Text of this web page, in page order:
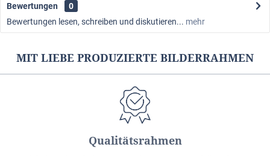
Bewertungen
0
Bewertungen lesen, schreiben und diskutieren... mehr
MIT LIEBE PRODUZIERTE BILDERRAHMEN
Qualitätsrahmen